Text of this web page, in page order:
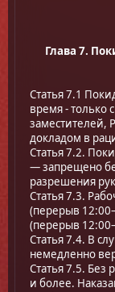
Глава 7.
Статья 7.1
время - только
заместителей,
докладом в
Статья 7.2.
— запрещено
разрешения
Статья 7.3.
(перерыв
(перерыв
Статья 7.4. В
немедленно
Статья 7.5. Без
и более.